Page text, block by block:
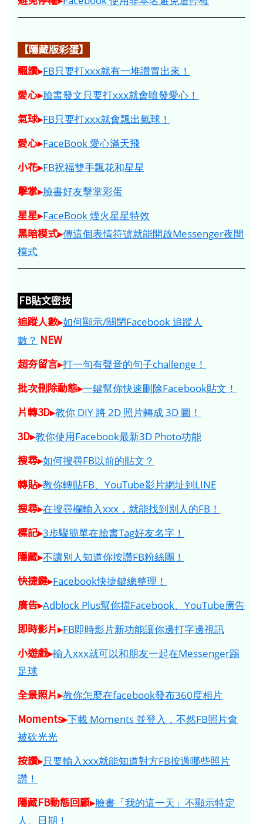
【隱藏版彩蛋】
飄讚▸FB只要打xxx就有一堆讚冒出來！
愛心▸臉書發文只要打xxx就會噴發愛心！
氣球▸FB只要打xxx就會飄出氣球！
愛心▸FaceBook 愛心滿天飛
小花▸FB祝福雙手飄花和星星
擊掌▸臉書好友擊掌彩蛋
星星▸FaceBook 煙火星星特效
黑暗模式▸傳這個表情符號就能開啟Messenger夜間
模式
FB貼文密技
追蹤人數▸如何顯示/關閉Facebook 追蹤人
數？ NEW
超夯留言▸打一句有聲音的句子challenge！
批次刪除動態▸一鍵幫你快速刪除Facebook貼文！
片轉3D▸教你 DIY 將 2D 照片轉成 3D 圖！
3D▸教你使用Facebook最新3D Photo功能
搜尋▸如何搜尋FB以前的貼文？
轉貼▸教你轉貼FB、YouTube影片網址到LINE
搜尋▸在搜尋欄輸入xxx，就能找到別人的FB！
標記▸3步驟簡單在臉書Tag好友名字！
隱藏▸不讓別人知道你按讚FB粉絲團！
快捷鍵▸Facebook快捷鍵總整理！
廣告▸Adblock Plus幫你擋Facebook、YouTube廣告
即時影片▸FB即時影片新功能讓你邊打字邊視訊
小遊戲▸輸入xxx就可以和朋友一起在Messenger踢
足球
全景照片▸教你怎麼在facebook發布360度相片
Moments▸下載 Moments 並登入，不然FB照片會
被砍光光
按讚▸只要輸入xxx就能知道對方FB按過哪些照片
讚！
隱藏FB動態回顧▸臉書「我的這一天」不顯示特定
人、日期！